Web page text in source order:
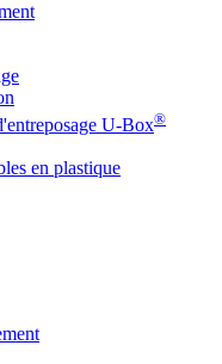
U-Box®
en plastique